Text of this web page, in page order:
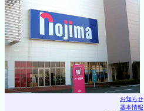
お知らせ
基本情報